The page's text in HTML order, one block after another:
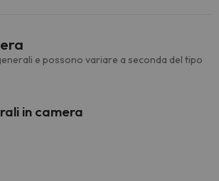
e possono variare a seconda del tipo
in camera